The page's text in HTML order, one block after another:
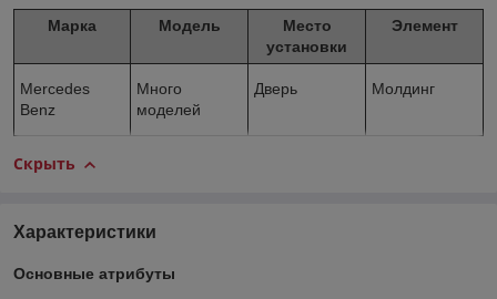
Марка Модель
Место
установки
Элемент
Mercedes
Benz
Много
моделей
Дверь Молдинг
Скрыть
Характеристики
Основные атрибуты